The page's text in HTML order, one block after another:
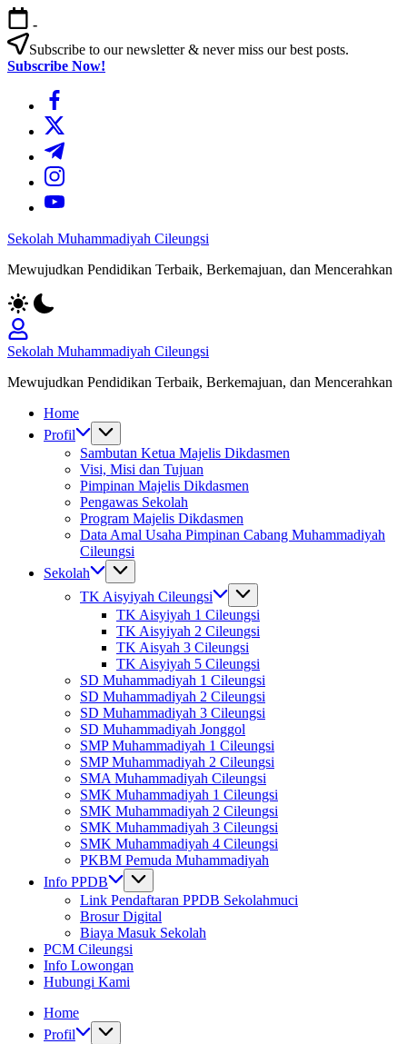
Skip
to
content
-
Subscribe to our newsletter & never miss our best posts.
Subscribe Now!
https://www.facebook.com/
https://twitter.com/
https://t.me/
https://www.instagram.com/
https://youtube.com/
Sekolah Muhammadiyah Cileungsi
Mewujudkan Pendidikan Terbaik, Berkemajuan, dan Mencerahkan
Sekolah Muhammadiyah Cileungsi
Mewujudkan Pendidikan Terbaik, Berkemajuan, dan Mencerahkan
Home
Profil
Sambutan Ketua Majelis Dikdasmen
Visi, Misi dan Tujuan
Pimpinan Majelis Dikdasmen
Pengawas Sekolah
Program Majelis Dikdasmen
Data Amal Usaha Pimpinan Cabang Muhammadiyah
Cileungsi
Sekolah
TK Aisyiyah Cileungsi
TK Aisyiyah 1 Cileungsi
TK Aisyiyah 2 Cileungsi
TK Aisyah 3 Cileungsi
TK Aisyiyah 5 Cileungsi
SD Muhammadiyah 1 Cileungsi
SD Muhammadiyah 2 Cileungsi
SD Muhammadiyah 3 Cileungsi
SD Muhammadiyah Jonggol
SMP Muhammadiyah 1 Cileungsi
SMP Muhammadiyah 2 Cileungsi
SMA Muhammadiyah Cileungsi
SMK Muhammadiyah 1 Cileungsi
SMK Muhammadiyah 2 Cileungsi
SMK Muhammadiyah 3 Cileungsi
SMK Muhammadiyah 4 Cileungsi
PKBM Pemuda Muhammadiyah
Info PPDB
Link Pendaftaran PPDB Sekolahmuci
Brosur Digital
Biaya Masuk Sekolah
PCM Cileungsi
Info Lowongan
Hubungi Kami
Home
Profil